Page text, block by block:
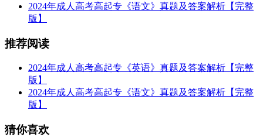
2024年成人高考高起专《语文》真题及答案解析【完整
版】
推荐阅读
2024年成人高考高起专《英语》真题及答案解析【完整
版】
2024年成人高考高起专《语文》真题及答案解析【完整
版】
猜你喜欢